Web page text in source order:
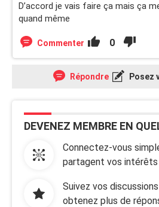
D’accord je vais faire ça mais ça
quand même
Commenter 0
Répondre Posez
DEVENEZ MEMBRE EN
Connectez-vous
partagent vos intérêts
Suivez vos
obtenez plus de